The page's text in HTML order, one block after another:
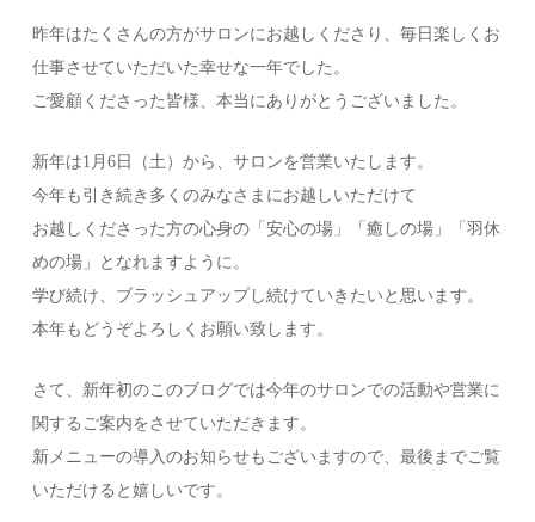
昨年はたくさんの方がサロンにお越しくださり、毎日楽しくお
仕事させていただいた幸せな一年でした。
ご愛顧くださった皆様、本当にありがとうございました。
新年は1月6日（土）から、サロンを営業いたします。
今年も引き続き多くのみなさまにお越しいただけて
お越しくださった方の心身の「安心の場」「癒しの場」「羽休
めの場」となれますように。
学び続け、ブラッシュアップし続けていきたいと思います。
本年もどうぞよろしくお願い致します。
さて、新年初のこのブログでは今年のサロンでの活動や営業に
関するご案内をさせていただきます。
新メニューの導入のお知らせもございますので、最後までご覧
いただけると嬉しいです。